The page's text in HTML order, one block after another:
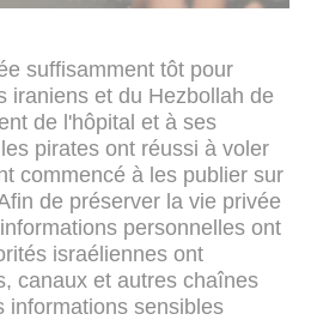
suffisamment tôt pour
iraniens et du Hezbollah de
de l'hôpital et à ses
pirates ont réussi à voler
commencé à les publier sur
de préserver la vie privée
personnelles ont
israéliennes ont
canaux et autres chaînes
informations sensibles